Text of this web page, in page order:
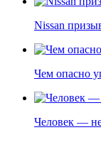
Nissan
Чем опасно
Человек —